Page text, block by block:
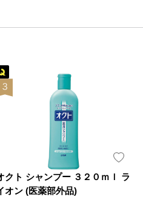
クト シャンプー ３２０ｍｌ ラ
オン (医薬部外品)